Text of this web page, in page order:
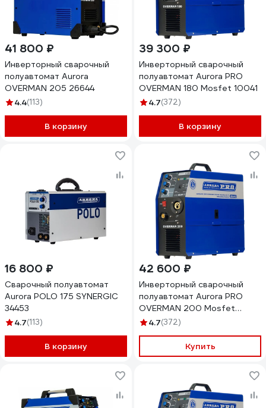
41 800 ₽
Инверторный сварочный
полуавтомат Aurora
OVERMAN 205 26644
4.4(113)
В корзину
39 300 ₽
Инверторный сварочный
полуавтомат Aurora PRO
OVERMAN 180 Mosfet 10041
4.7(372)
В корзину
16 800 ₽
Сварочный полуавтомат
Aurora POLO 175 SYNERGIC
34453
4.7(113)
В корзину
42 600 ₽
Инверторный сварочный
полуавтомат Aurora PRO
OVERMAN 200 Mosfet
13709
4.7(372)
Купить